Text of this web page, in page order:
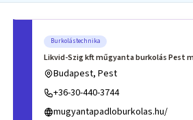
Burkolástechnika
Likvid-Szig kft műgyanta burkolás Pest
Budapest, Pest
+36-30-440-3744
mugyantapadloburkolas.hu/